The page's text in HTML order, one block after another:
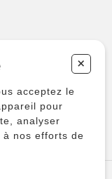
+
acceptez le
pour
analyser
à nos efforts de